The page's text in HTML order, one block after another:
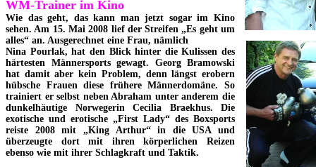
WM-Trainer im Kino
Wie das geht, das kann man jetzt sogar im Kino
sehen. Am 15. Mai 2008 lief der Streifen „Es geht um
alles“ an. Ausgerechnet eine Frau, nämlich
Nina Pourlak, hat den Blick hinter die Kulissen des
härtesten Männersports gewagt. Georg Bramowski
hat damit aber kein Problem, denn längst erobern
hübsche Frauen diese frühere Männerdomäne. So
trainiert er selbst neben Abraham unter anderem die
dunkelhäutige Norwegerin Cecilia Braekhus. Die
exotische und erotische „First Lady“ des Boxsports
reiste 2008 mit „King Arthur“ in die USA und
überzeugte dort mit ihren körperlichen Reizen
ebenso wie mit ihrer Schlagkraft und Taktik.